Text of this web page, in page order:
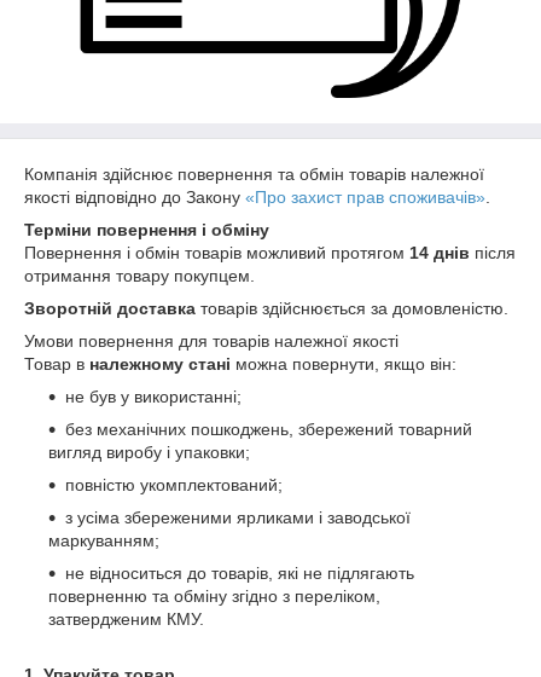
Компанія здійснює повернення та обмін товарів належної
якості відповідно до Закону «Про захист прав споживачів»
Терміни повернення і обміну
Повернення і обмін товарів можливий протягом 14 днів після
отримання товару покупцем.
Зворотній доставка товарів здійснюється за домовленістю.
Умови повернення для товарів належної якості
Товар в належному стані можна повернути, якщо він:
не був у використанні;
без механічних пошкоджень, збережений товарний
вигляд виробу і упаковки;
повністю укомплектований;
з усіма збереженими ярликами і заводської
маркуванням;
не відноситься до товарів, які не підлягають
поверненню та обміну згідно з переліком,
затвердженим КМУ.